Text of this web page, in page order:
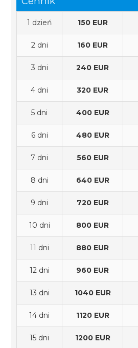
1 dzień 150 EUR
2 dni 160 EUR
3 dni 240 EUR
4 dni 320 EUR
5 dni 400 EUR
6 dni 480 EUR
7 dni 560 EUR
8 dni 640 EUR
9 dni 720 EUR
10 dni 800 EUR
11 dni 880 EUR
12 dni 960 EUR
13 dni 1040 EUR
14 dni 1120 EUR
15 dni 1200 EUR